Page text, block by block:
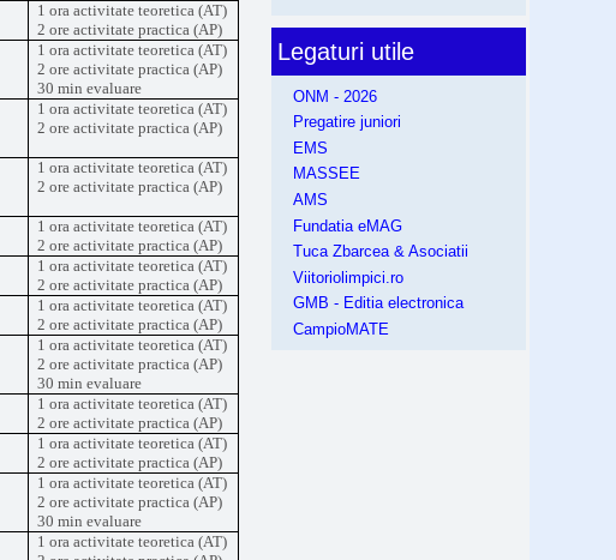
1 ora activitate teoretica (AT)
2 ore activitate practica (AP)
1 ora activitate teoretica (AT)
2 ore activitate practica (AP)
30 min evaluare
1 ora activitate teoretica (AT)
2 ore activitate practica (AP)
1 ora activitate teoretica (AT)
2 ore activitate practica (AP)
1 ora activitate teoretica (AT)
2 ore activitate practica (AP)
1 ora activitate teoretica (AT)
2 ore activitate practica (AP)
1 ora activitate teoretica (AT)
2 ore activitate practica (AP)
1 ora activitate teoretica (AT)
2 ore activitate practica (AP)
30 min evaluare
1 ora activitate teoretica (AT)
2 ore activitate practica (AP)
1 ora activitate teoretica (AT)
2 ore activitate practica (AP)
1 ora activitate teoretica (AT)
2 ore activitate practica (AP)
30 min evaluare
1 ora activitate teoretica (AT)
Legaturi utile
ONM - 2026
Pregatire juniori
EMS
MASSEE
AMS
Fundatia eMAG
Tuca Zbarcea & Asociatii
Viitoriolimpici.ro
GMB - Editia electronica
CampioMATE